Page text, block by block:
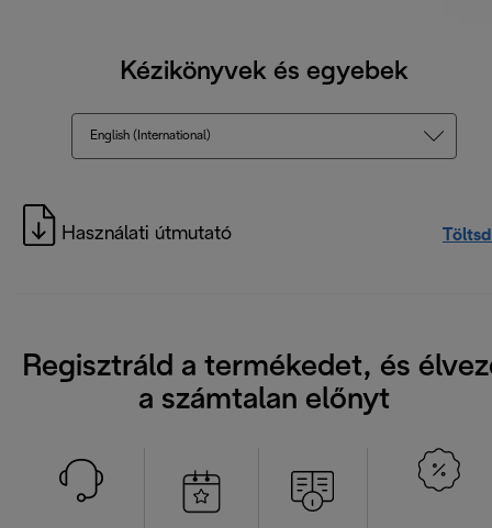
Kézikönyvek és egyebek
English (International)
Használati útmutató
Regisztráld a termékedet, és
a számtalan előnyt